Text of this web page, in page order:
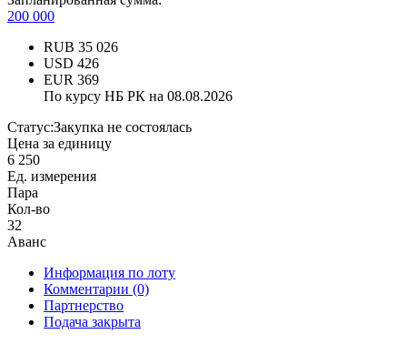
200 000
RUB 35 026
USD 426
EUR 369
По курсу НБ РК на 08.08.2026
Статус:Закупка не состоялась
Цена за единицу
6 250
Ед. измерения
Пара
Кол-во
32
Аванс
Информация по лоту
Комментарии (0)
Партнерство
Подача закрыта